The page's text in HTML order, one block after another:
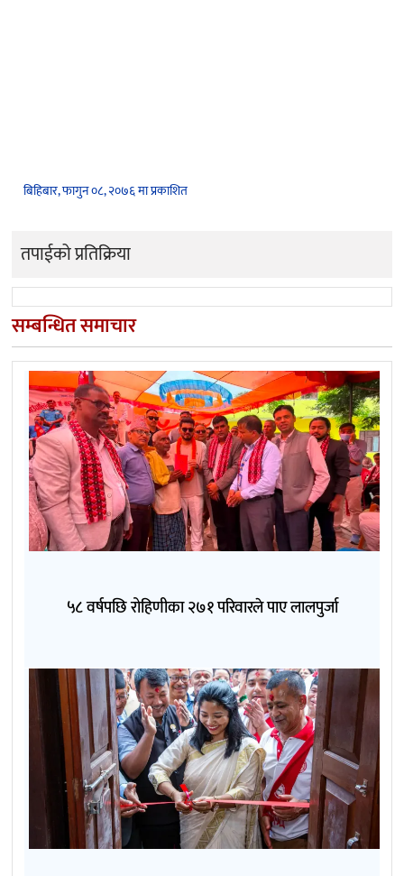
बिहिबार, फागुन ०८, २०७६ मा प्रकाशित
तपाईको प्रतिक्रिया
सम्बन्धित समाचार
५८ वर्षपछि रोहिणीका २७१ परिवारले पाए लालपुर्जा